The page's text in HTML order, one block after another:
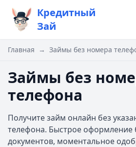
Кредитный
Зай
Главная → Займы без номера
Займы без
телефона
Получите займ онлайн без
телефона. Быстрое оформление
документов, моментальное